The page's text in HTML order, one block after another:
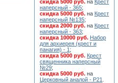
скидка 5000 руб. на Крест
наперсный - 365;
скидка 5000 руб. на Крест
наперсный №135;
скидка 2000 руб. на Крест
наперсный - 363;
скидка 10000 руб. Набор
для архиерея (крест и
панагия) - 1 ;
скидка 5000 руб. Крест
священника наперсный
№29;
скидка 5000 руб. на
Церковный аналой - Р21